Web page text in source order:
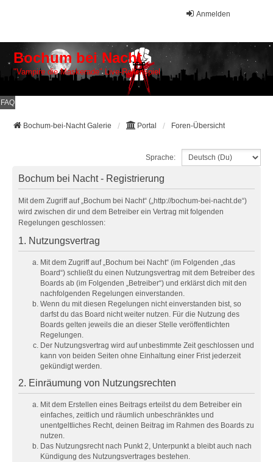
Anmelden
Bochum bei Nacht
"Vampire die Maskerade" Live-Rollenspiel
FAQ
Bochum-bei-Nacht Galerie Portal Foren-Übersicht
Sprache:
Bochum bei Nacht - Registrierung
Mit dem Zugriff auf „Bochum bei Nacht“ („http://bochum-bei-nacht.de“)
wird zwischen dir und dem Betreiber ein Vertrag mit folgenden
Regelungen geschlossen:
1. Nutzungsvertrag
Mit dem Zugriff auf „Bochum bei Nacht“ (im Folgenden „das
Board“) schließt du einen Nutzungsvertrag mit dem Betreiber des
Boards ab (im Folgenden „Betreiber“) und erklärst dich mit den
nachfolgenden Regelungen einverstanden.
Wenn du mit diesen Regelungen nicht einverstanden bist, so
darfst du das Board nicht weiter nutzen. Für die Nutzung des
Boards gelten jeweils die an dieser Stelle veröffentlichten
Regelungen.
Der Nutzungsvertrag wird auf unbestimmte Zeit geschlossen und
kann von beiden Seiten ohne Einhaltung einer Frist jederzeit
gekündigt werden.
2. Einräumung von Nutzungsrechten
Mit dem Erstellen eines Beitrags erteilst du dem Betreiber ein
einfaches, zeitlich und räumlich unbeschränktes und
unentgeltliches Recht, deinen Beitrag im Rahmen des Boards zu
nutzen.
Das Nutzungsrecht nach Punkt 2, Unterpunkt a bleibt auch nach
Kündigung des Nutzungsvertrages bestehen.